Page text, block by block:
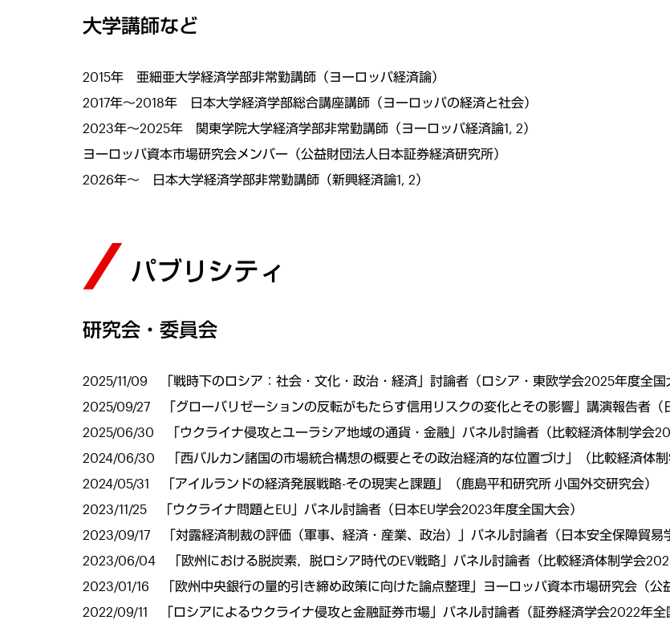
大学講師など
2015年 亜細亜大学経済学部非常勤講師（ヨーロッパ経済論）
2017年～2018年 日本大学経済学部総合講座講師（ヨーロッパの経済と社会）
2023年～2025年 関東学院大学経済学部非常勤講師（ヨーロッパ経済論1, 2）
ヨーロッパ資本市場研究会メンバー（公益財団法人日本証券経済研究所）
2026年～ 日本大学経済学部非常勤講師（新興経済論1, 2）
パブリシティ
研究会・委員会
2025/11/09 「戦時下のロシア：社会・文化・政治・経済」討論者（ロシア・東欧学会2025年度全国
2025/09/27 「グローバリゼーションの反転がもたらす信用リスクの変化とその影響」講演報告者（
2025/06/30 「ウクライナ侵攻とユーラシア地域の通貨・金融」パネル討論者（比較経済体制学会
2024/06/30 「西バルカン諸国の市場統合構想の概要とその政治経済的な位置づけ」（比較経済体制
2024/05/31 「アイルランドの経済発展戦略-その現実と課題」（鹿島平和研究所 小国外交研究会）
2023/11/25 「ウクライナ問題とEU」パネル討論者（日本EU学会2023年度全国大会）
2023/09/17 「対露経済制裁の評価（軍事、経済・産業、政治）」パネル討論者（日本安全保障貿易
2023/06/04 「欧州における脱炭素，脱ロシア時代のEV戦略」パネル討論者（比較経済体制学会
2023/01/16 「欧州中央銀行の量的引き締め政策に向けた論点整理」ヨーロッパ資本市場研究会（公
2022/09/11 「ロシアによるウクライナ侵攻と金融証券市場」パネル討論者（証券経済学会2022年全